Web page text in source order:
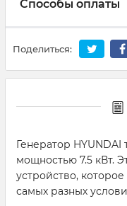
Способы оплаты
Поделиться:
Генератор
мощностью 7.5 кВт.
устройство,
самых разных